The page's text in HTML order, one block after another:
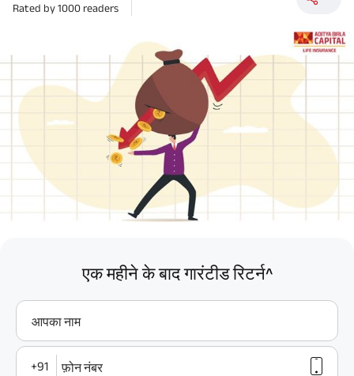
Rated by1000 readers
एक महीने के बाद गारंटीड रिटर्न^
आपका नाम
+91 फ़ोन नंबर